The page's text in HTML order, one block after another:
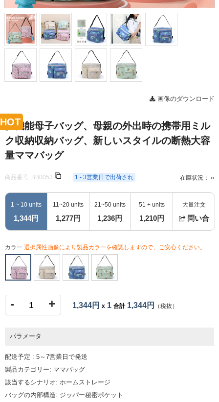
画像のダウンロード
HOT
多機能母子バッグ、母親の外出時の携帯用ミル
ク収納収納バッグ、新しいスタイルの断熱大容
量ママバッグ
商品番号: BB0053 1 - 3営業日で出荷され 在庫状況： ○
1 ~ 10 units
1,344円
11~20 units
1,277円
21~50 units
1,236円
51 + units
1,210円
大量注文
問い合
カラー:選択属性画像により製品カラーを確認しますので、ご安心ください。
- + 1,344円 x 1 合計1,344円 （税抜）
パラメータ
配送予定 : 5～7営業日で発送
製品カテゴリー: ママバッグ
該当するシナリオ: ホームストレージ
バッグの内部構造: ジッパー秘密ポケット